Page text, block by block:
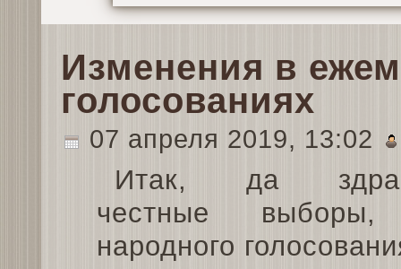
Изменения в
голосованиях
07 апреля 2019, 13:02
Итак, да
честные выборы,
народного